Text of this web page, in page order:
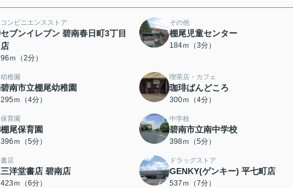
コンビニエンスストア
セブンイレブン 碧南春日町3丁目
店
96ｍ（2分）
その他
棚尾児童センター
184ｍ（3分）
幼稚園
碧南市立棚尾幼稚園
295ｍ（4分）
喫茶店・カフェ
珈琲ばんどころ
300ｍ（4分）
保育園
棚尾保育園
396ｍ（5分）
中学校
碧南市立南中学校
398ｍ（5分）
書店
三洋堂書店 碧南店
423ｍ（6分）
ドラッグストア
GENKY(ゲンキー) 平七町店
537ｍ（7分）